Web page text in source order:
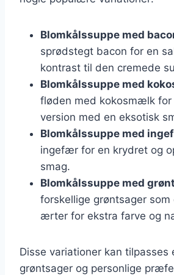
Blomkålssuppe med
sprødstegt bacon for en
kontrast til den cremede
Blomkålssuppe med
fløden med kokosmælk for
version med en eksotisk
Blomkålssuppe med
ingefær for en krydret og
smag.
Blomkålssuppe med
forskellige grøntsager som
ærter for ekstra farve og
Disse variationer kan
grøntsager og personlige